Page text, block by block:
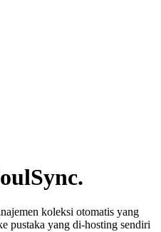
koleksi otomatis yang
pustaka yang di-hosting sendiri